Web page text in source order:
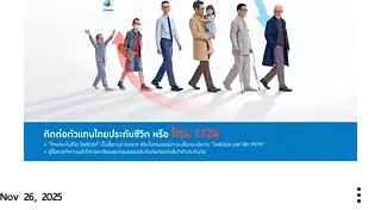
Nov 26, 2025